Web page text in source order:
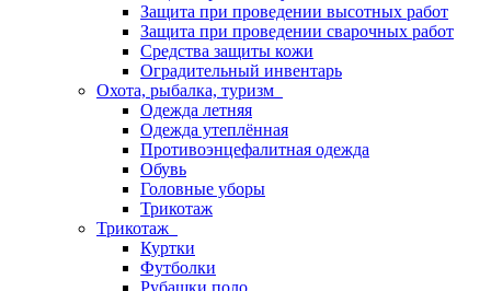
Защита при проведении высотных работ
Защита при проведении сварочных работ
Средства защиты кожи
Оградительный инвентарь
Охота, рыбалка, туризм
Одежда летняя
Одежда утеплённая
Противоэнцефалитная одежда
Обувь
Головные уборы
Трикотаж
Трикотаж
Куртки
Футболки
Рубашки поло